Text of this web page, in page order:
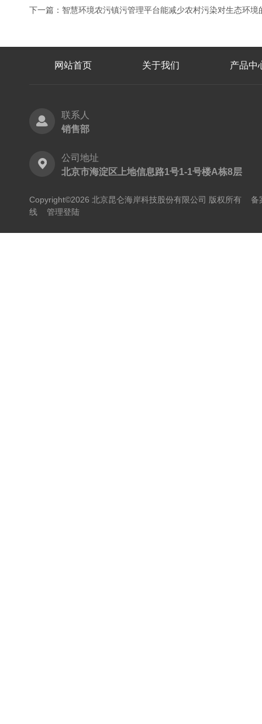
下一篇： 智慧环境农污镇污管理平台能减少农村污染对生态环境
网站首页 关于我们 产品中
联系人
销售部
公司地址
北京市海淀区上地信息路1号1-1号楼A栋8层
Copyright©2026 北京昆仑海岸科技股份有限公司 版权所有 备
线
管理登陆